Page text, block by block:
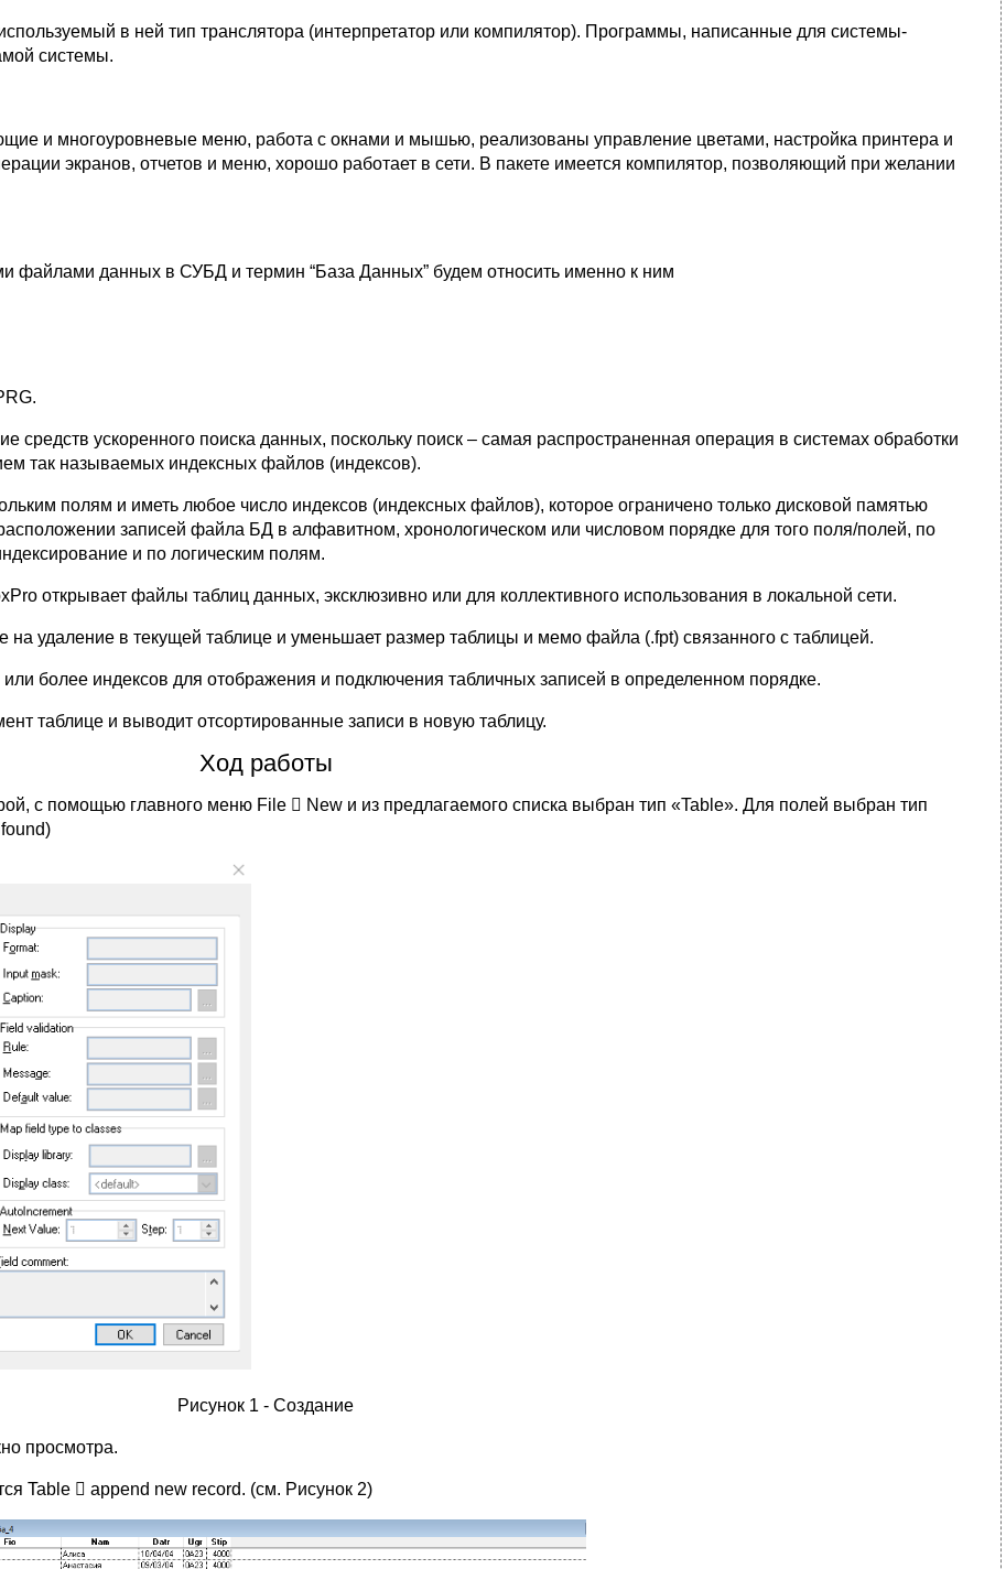
в ней тип транслятора (интерпретатор или компилятор). Программы, написанные для системы-
системы.
и многоуровневые меню, работа с окнами и мышью, реализованы управление цветами, настройка принтера и
экранов, отчетов и меню, хорошо работает в сети. В пакете имеется компилятор, позволяющий при желании
файлами данных в СУБД и термин “База Данных” будем относить именно к ним
ускоренного поиска данных, поскольку поиск – самая распространенная операция в системах обработки
так называемых индексных файлов (индексов).
полям и иметь любое число индексов (индексных файлов), которое ограничено только дисковой памятью
записей файла БД в алфавитном, хронологическом или числовом порядке для того поля/полей, по
и по логическим полям.
открывает файлы таблиц данных, эксклюзивно или для коллективного использования в локальной сети.
на удаление в текущей таблице и уменьшает размер таблицы и мемо файла (.fpt) связанного с таблицей.
более индексов для отображения и подключения табличных записей в определенном порядке.
таблице и выводит отсортированные записи в новую таблицу.
Ход работы
с помощью главного меню File  New и из предлагаемого списка выбран тип «Table». Для полей выбран тип
Рисунок 1 - Создание
просмотра.
Table  append new record. (см. Рисунок 2)